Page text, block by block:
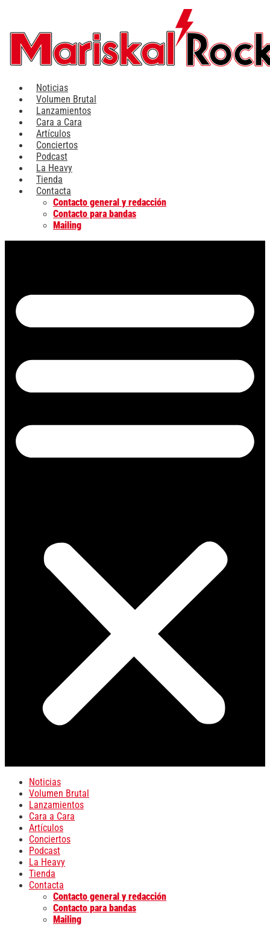
contenido
Noticias
Volumen Brutal
Lanzamientos
Cara a Cara
Artículos
Conciertos
Podcast
La Heavy
Tienda
Contacta
Contacto general y redacción
Contacto para bandas
Mailing
Noticias
Volumen Brutal
Lanzamientos
Cara a Cara
Artículos
Conciertos
Podcast
La Heavy
Tienda
Contacta
Contacto general y redacción
Contacto para bandas
Mailing